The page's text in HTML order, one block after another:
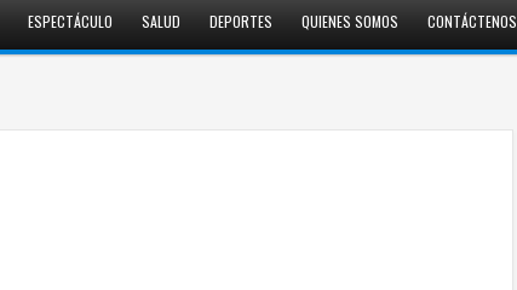
ESPECTÁCULO SALUD DEPORTES QUIENES SOMOS CONTÁCTENOS